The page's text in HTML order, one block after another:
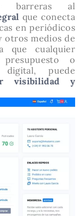
barreras al
que conecta
en periódicos
otros medios de
que cualquier
o
puede
visibilidad y